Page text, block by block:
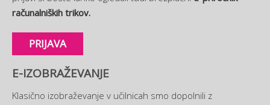
računalniških trikov.
PRIJAVA
E-IZOBRAŽEVANJE
Klasično izobraževanje v učilnicah smo dopolnili z